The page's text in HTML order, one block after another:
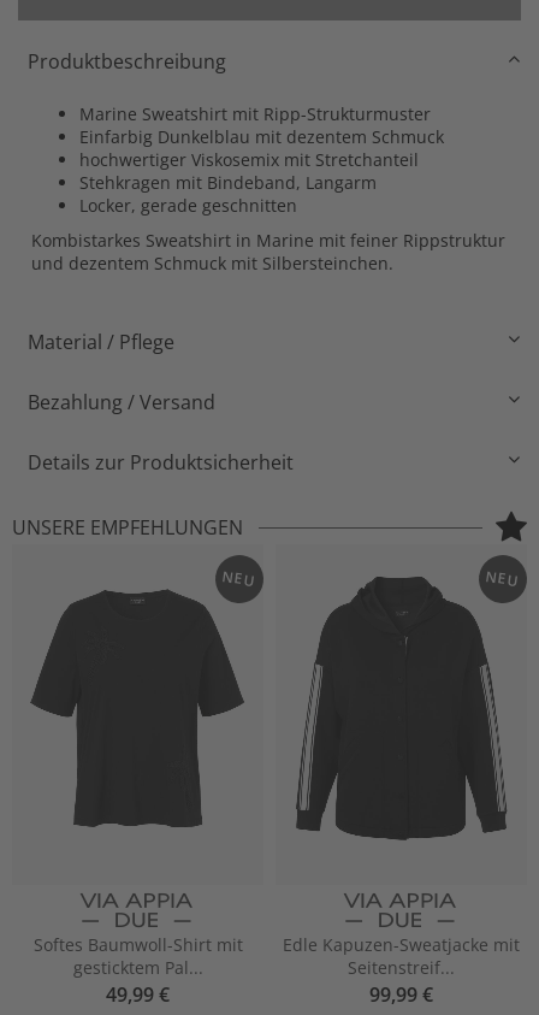
Produktbeschreibung
Marine Sweatshirt mit Ripp-Strukturmuster
Einfarbig Dunkelblau mit dezentem Schmuck
hochwertiger Viskosemix mit Stretchanteil
Stehkragen mit Bindeband, Langarm
Locker, gerade geschnitten
Kombistarkes Sweatshirt in Marine mit feiner Rippstruktur
und dezentem Schmuck mit Silbersteinchen.
Material / Pflege
Bezahlung / Versand
Details zur Produktsicherheit
UNSERE EMPFEHLUNGEN
NEU
Softes Baumwoll-Shirt mit
gesticktem Pal...
49,99 €
NEU
Edle Kapuzen-Sweatjacke mit
Seitenstreif...
99,99 €